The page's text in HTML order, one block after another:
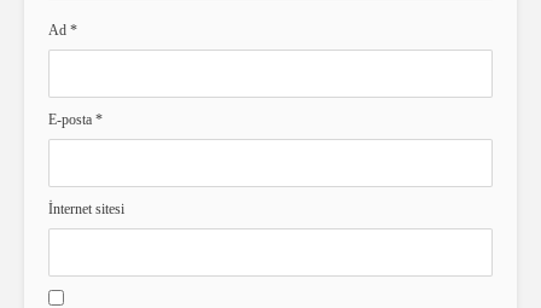
Ad *
E-posta *
İnternet sitesi